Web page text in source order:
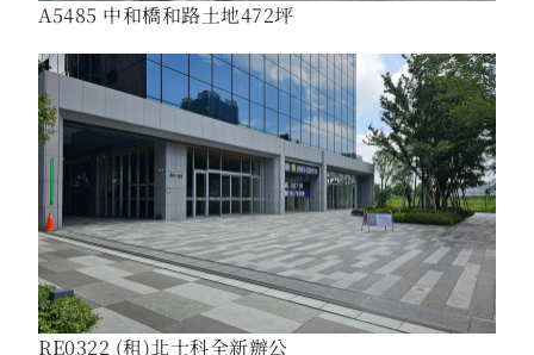
A5485 中和橋和路土地472坪
RE0322 (租)北士科全新辦公